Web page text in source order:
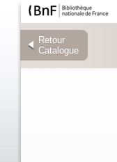
Retour
Catalogue
Retour
Catalogue